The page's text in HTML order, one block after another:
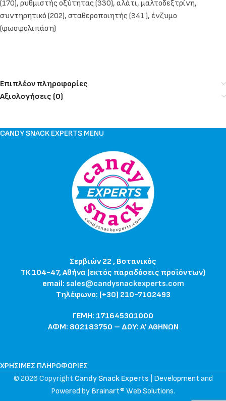
(170), ρυθμιστής οξύτητας (330), αλάτι, μαλτοδεξτρίνη,
συντηρητικό (202), σταθεροποιητής (341 ), ένζυμο
(φωσφολιπάση)
Επιπλέον πληροφορίες
Αξιολογήσεις (0)
CANDY SNACK EXPERTS MENU
Σερβιών 22 , Βοτανικός
ΤΚ 104-47, Αθήνα (εκτός παραδόσεις προϊόντων)
email: sales@candysnackexperts.com
Τηλέφωνο: (+30) 210-7102493
ΓΕΜΗ: 171645301000
ΑΦΜ: 802183750 – ΔΟΥ: Α' ΑΘΗΝΩΝ
ΧΡΉΣΙΜΕΣ ΠΛΗΡΟΦΟΡΊΕΣ
© 2026 Copyright Candy Snack Experts
Development and
Powered by Brainart® Web Solutions.